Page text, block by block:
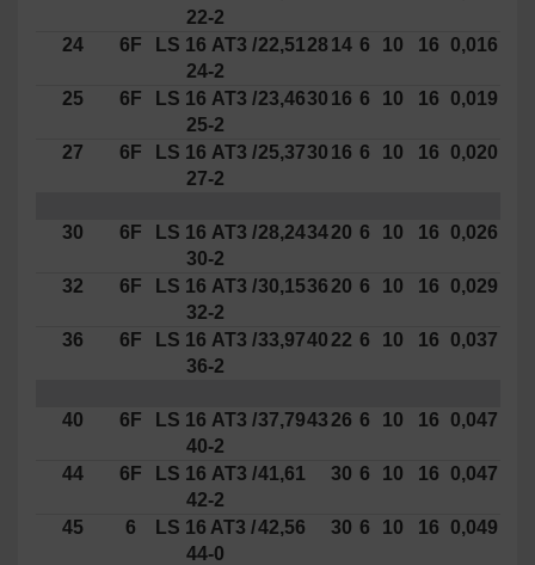
22-2
24 6F
LS 16 AT3 /
24-2
22,5128 14 6 10 16 0,016
25 6F
LS 16 AT3 /
25-2
23,4630 16 6 10 16 0,019
27 6F
LS 16 AT3 /
27-2
25,3730 16 6 10 16 0,020
30 6F
LS 16 AT3 /
30-2
28,243420 6 10 16 0,026
32 6F
LS 16 AT3 /
32-2
30,153620 6 10 16 0,029
36 6F
LS 16 AT3 /
36-2
33,974022 6 10 16 0,037
40 6F
LS 16 AT3 /
40-2
37,794326 6 10 16 0,047
44 6F
LS 16 AT3 /
42-2
41,61 30 6 10 16 0,047
45 6
LS 16 AT3 /
44-0
42,56 30 6 10 16 0,049